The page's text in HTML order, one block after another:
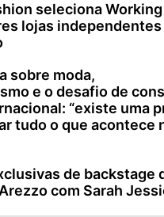
seleciona
lojas independentes
sobre moda,
e o desafio de
“existe uma
tudo o que acontece
de backstage
com Sarah